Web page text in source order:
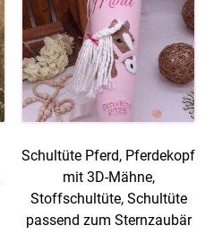
Schultüte Pferd, Pferdekopf
mit 3D-Mähne,
Stoffschultüte, Schultüte
passend zum Sternzaubär